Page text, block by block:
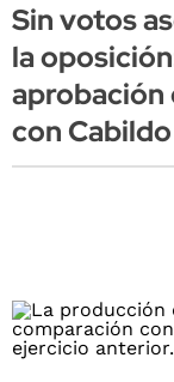
Sin votos
la
aprobación
con